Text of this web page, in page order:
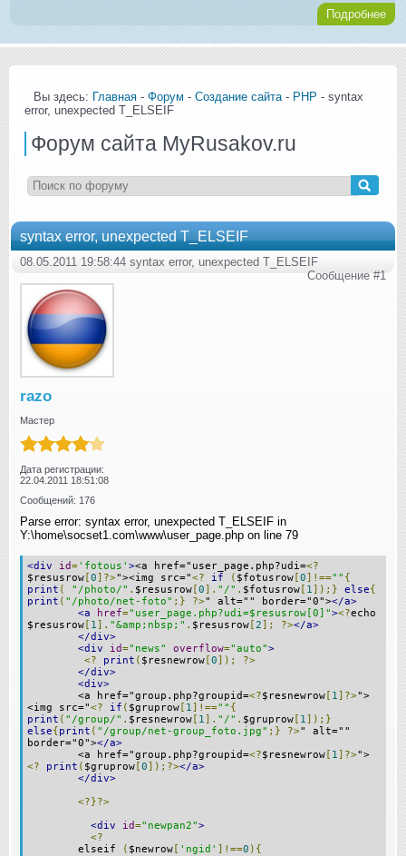
Подробнее
Вы здесь: Главная - Форум - Создание сайта- PHP - syntax
error, unexpected T_ELSEIF
Форум сайта MyRusakov.ru
syntax error, unexpected T_ELSEIF
08.05.2011 19:58:44 syntax error, unexpected T_ELSEIF
Сообщение #1
razo
Мастер
Дата регистрации:
22.04.2011 18:51:08
Сообщений: 176
Parse error: syntax error, unexpected T_ELSEIF in
Y:\home\socset1.com\www\user_page.php on line 79
<div id='fotous' ><a href="user_page.php?udi=<?
$resusrow [0]?>"><img src="<? if ( $fotusrow [0]!=="" {
print ( "/photo/" . $resusrow [0]. "/" . $fotusrow [ 1]);} else{
print ( "/photo/net-foto" ;} ?>" alt="" border="0"></a>
<a
href="user_page.php?udi=$resusrow[0]"><?echo
$resusrow [ 1]. "&amp;nbsp;" . $resusrow [2]; ?></a>
</div>
<div
id="news" overflow="auto">
<?
print ( $resnewrow [0]);
?>
</div>
<div>
<a href="group.php?groupid=<?$resnewrow [ 1]?>">
<img src="<? if ( $gruprow [ 1]!=="" {
print ( "/group/" . $resnewrow [ 1]. "/" . $gruprow [ 1]);}
else{print ( "/group/net-group_foto.jpg" ;} ?>" alt=""
border="0"></a>
<a href="group.php?groupid=<?$resnewrow [ 1]?>">
<?
print ( $gruprow [0]);?></a>
</div>
<?}?>
<div
id="newpan2">
<?
elseif
( $newrow [ 'ngid' ]!==0 ){